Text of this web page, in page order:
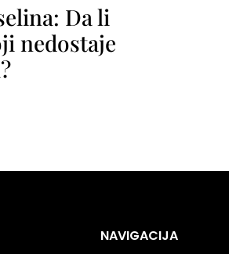
Da li
nedostaje
NAVIGACIJA